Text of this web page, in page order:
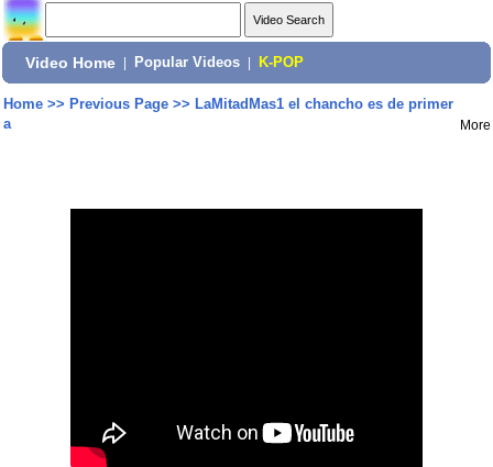
Video Home Popular Videos K-POP
Home>> Previous Page>> LaMitadMas1 el chancho es de primer
a
More